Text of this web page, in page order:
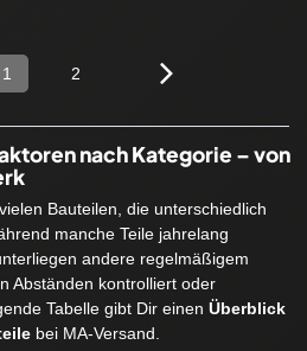
1 2
nach Kategorie – von
Bauteilen, die unterschiedlich
manche Teile jahrelang
andere regelmäßigem
Abständen kontrolliert oder
Tabelle gibt Dir einen Überblick
bei MA-Versand.